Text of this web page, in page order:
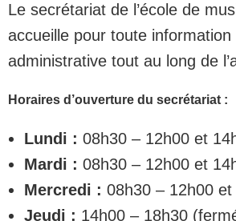
Le secrétariat de l’école de
accueille pour toute
administrative tout au long de
Horaires d’ouverture du secrétariat :
Lundi : 08h30 – 12h00 et
Mardi : 08h30 – 12h00 et
Mercredi : 08h30 – 12h00
Jeudi : 14h00 – 18h30